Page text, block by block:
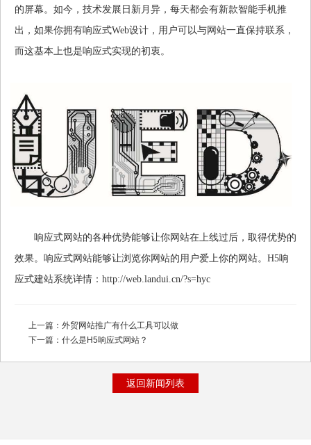
的屏幕。如今，技术发展日新月异，每天都会有新款智能手机推
出，如果你拥有响应式Web设计，用户可以与网站一直保持联系，
而这基本上也是响应式实现的初衷。
响应式网站的各种优势能够让你网站在上线过后，取得优势的
效果。响应式网站能够让浏览你网站的用户爱上你的网站。H5响
应式建站系统详情： http://web.landui.cn/?s=hyc
上一篇： 外贸网站推广有什么工具可以做
下一篇： 什么是H5响应式网站？
返回新闻列表